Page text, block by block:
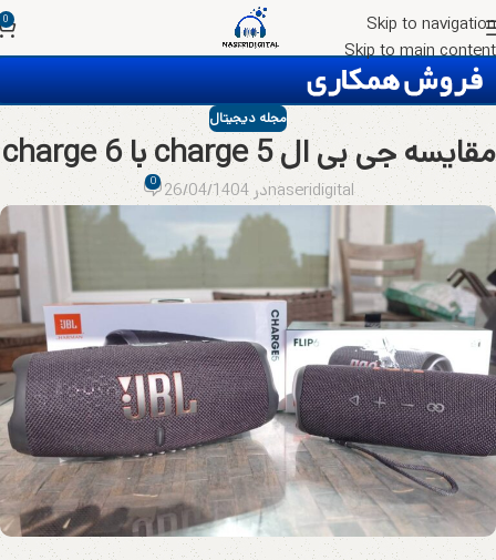
Skip to navigation
Skip to main content
0
مجله دیجیتال
مقایسه جی بی ال charge 5 با charge 6
naseridigitalدر 26/04/1404 0